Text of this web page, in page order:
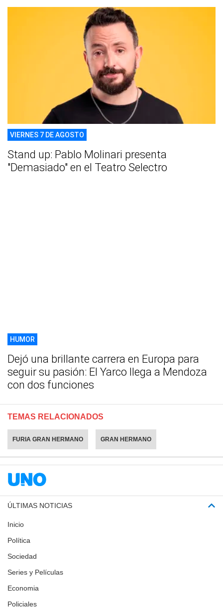
VIERNES 7 DE AGOSTO
Stand up: Pablo Molinari presenta
"Demasiado" en el Teatro Selectro
HUMOR
Dejó una brillante carrera en Europa para
seguir su pasión: El Yarco llega a Mendoza
con dos funciones
TEMAS RELACIONADOS
FURIA GRAN HERMANO GRAN HERMANO
ÚLTIMAS NOTICIAS
Inicio
Política
Sociedad
Series y Películas
Economia
Policiales